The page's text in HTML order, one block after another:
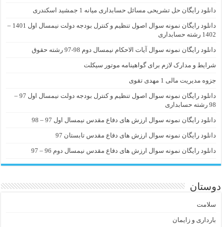
دانلود رایگان حل تشریحی مسائل حسابداری میانه 1 جمشید اسکندری
دانلود رایگان نمونه سوال اصول تنظیم و کنترل بودجه دولت نیمسال اول 1401 –
1402 رشته حسابداری
دانلود رایگان نمونه سوال آیات الاحکام نیمسال دوم 98-97 رشته حقوق
شرایط و مدارک لازم برای گواهینامه موتور سیکلت
جزوه مدیریت مالی 1 مهدی تقوی
دانلود رایگان نمونه سوال اصول تنظیم و کنترل بودجه دولت نیمسال اول 97 –
98 رشته حسابداری
دانلود رایگان نمونه سوال ارزش های دفاع مقدس نیمسال اول 97 – 98
دانلود رایگان نمونه سوال ارزش های دفاع مقدس تابستان 97
دانلود رایگان نمونه سوال ارزش های دفاع مقدس نیمسال دوم 96 – 97
دوستان
سلامت
بارداری و زایمان